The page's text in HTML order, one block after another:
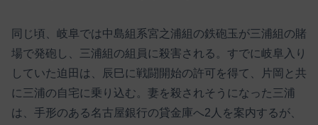
同じ頃、岐阜では中島組系宮之浦組の鉄砲玉が三浦組の賭
場で発砲し、三浦組の組員に殺害される。すでに岐阜入り
していた迫田は、辰巳に戦闘開始の許可を得て、片岡と共
に三浦の自宅に乗り込む。妻を殺されそうになった三浦
は、手形のある名古屋銀行の貸金庫へ2人を案内するが、